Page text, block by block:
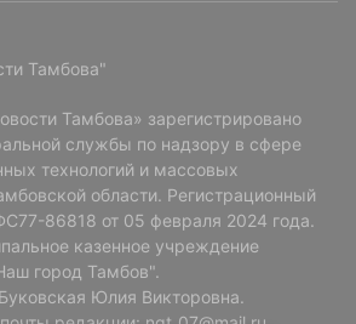
Тамбова"
Тамбова» зарегистрировано
службы по надзору в сфере
технологий и массовых
области. Регистрационный
86818 от 05 февраля 2024 года.
казенное учреждение
город Тамбов".
Юлия Викторовна.